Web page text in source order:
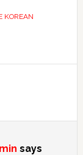
KOREAN
says